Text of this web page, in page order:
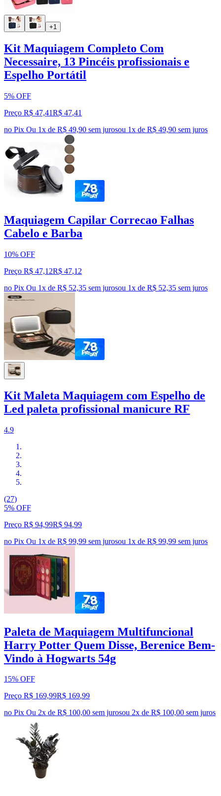
+1
Kit Maquiagem Completo Com
Necessaire, 13 Pincéis profissionais e
Espelho Portátil
5% OFF
Preço R$ 47,41R$ 47,41
no Pix Ou 1x de R$ 49,90 sem jurosou 1x de R$ 49,90 sem juros
Maquiagem Capilar Correcao Falhas
Cabelo e Barba
10% OFF
Preço R$ 47,12R$ 47,12
no Pix Ou 1x de R$ 52,35 sem jurosou 1x de R$ 52,35 sem juros
Kit Maleta Maquiagem com Espelho de
Led paleta profissional manicure RF
4.9
(27)
5% OFF
Preço R$ 94,99R$ 94,99
no Pix Ou 1x de R$ 99,99 sem jurosou 1x de R$ 99,99 sem juros
Paleta de Maquiagem Multifuncional
Harry Potter Quem Disse, Berenice Bem-
Vindo à Hogwarts 54g
15% OFF
Preço R$ 169,99R$ 169,99
no Pix Ou 2x de R$ 100,00 sem jurosou 2x de R$ 100,00 sem juros